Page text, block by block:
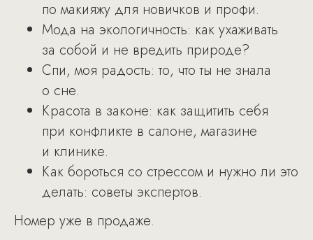
по макияжу для новичков и профи.
Мода на экологичность: как ухаживать
за собой и не вредить природе?
Спи, моя радость: то, что ты не знала
о сне.
Красота в законе: как защитить себя
при конфликте в салоне, магазине
и клинике.
Как бороться со стрессом и нужно ли это
делать: советы экспертов.
Номер уже в продаже.